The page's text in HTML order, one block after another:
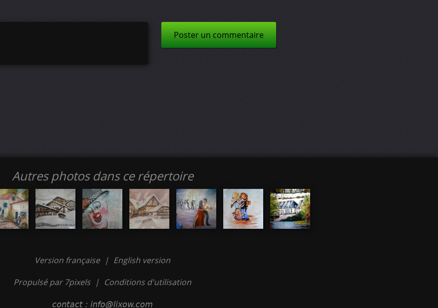
Poster un commentaire
Autres photos dans ce répertoire
Version française | English version
Propulsé par 7pixels | Conditions d'utilisation